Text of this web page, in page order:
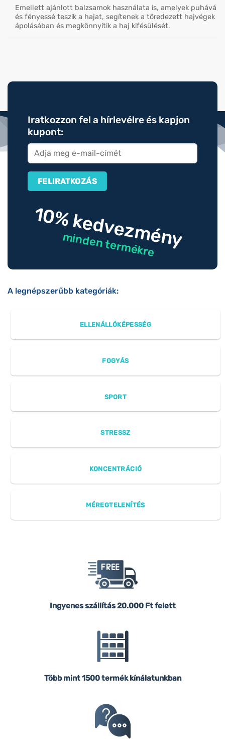
Emellett ajánlott balzsamok használata is, amelyek puhává
és fényessé teszik a hajat, segítenek a töredezett hajvégek
ápolásában és megkönnyítik a haj kifésülését.
Iratkozzon fel a hírlevélre és kapjon
kupont:
10% kedvezmény
minden termékre
A legnépszerűbb kategóriák:
ELLENÁLLÓKÉPESSÉG
FOGYÁS
SPORT
STRESSZ
KONCENTRÁCIÓ
MÉREGTELENÍTÉS
Ingyenes szállítás20.000 Ft felett
Több mint 1500 termék kínálatunkban